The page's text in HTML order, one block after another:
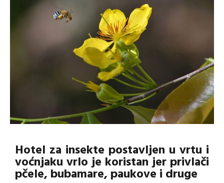
Hotel za insekte postavljen u vrtu i
voćnjaku vrlo je koristan jer privlači
pčele, bubamare, paukove i druge